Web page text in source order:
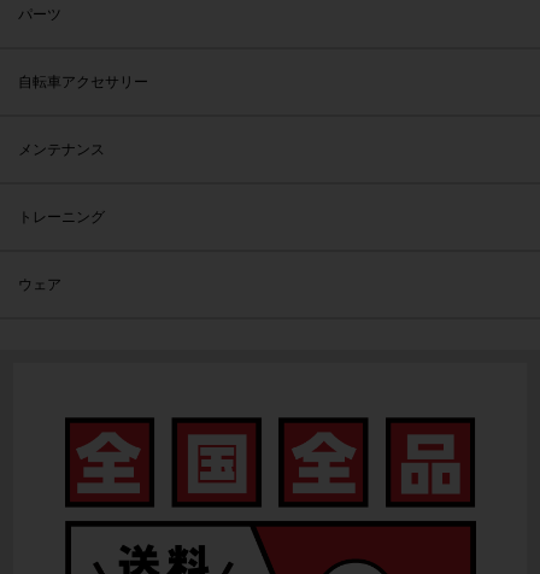
パーツ
自転車アクセサリー
メンテナンス
トレーニング
ウェア